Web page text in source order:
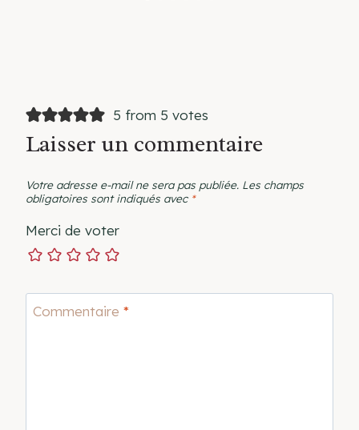
5 from 5 votes
Laisser un commentaire
Votre adresse e-mail ne sera pas publiée. Les champs
obligatoires sont indiqués avec *
Merci de voter
Commentaire *